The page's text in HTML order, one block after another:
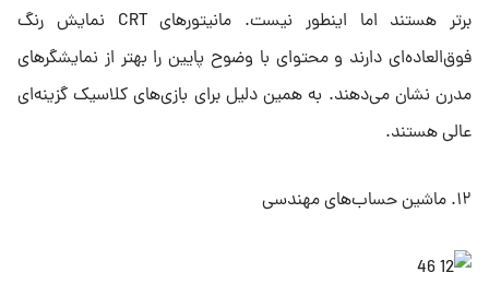
برتر هستند اما اینطور نیست. مانیتورهای CRT نمایش رنگ
فوق‌العاده‌ای دارند و محتوای با وضوح پایین را بهتر از نمایشگرهای
مدرن نشان می‌دهند. به همین دلیل برای بازی‌های کلاسیک گزینه‌ای
عالی هستند.
۱۲. ماشین حساب‌های مهندسی